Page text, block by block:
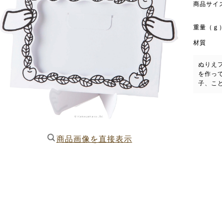
商品画像を直接表示
商品サイ
重量（ｇ
材質
ぬりえ
を作っ
子、こ